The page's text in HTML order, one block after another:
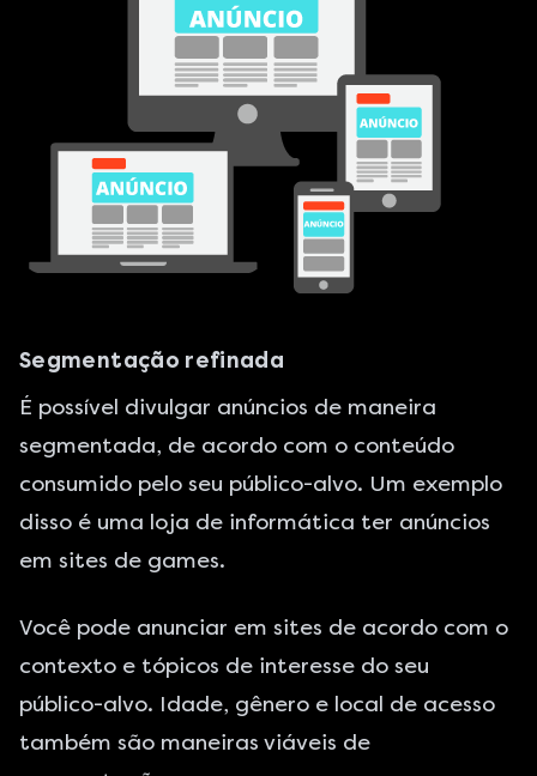
Segmentação refinada
É possível divulgar anúncios de maneira
segmentada, de acordo com o conteúdo
consumido pelo seu público-alvo. Um exemplo
disso é uma loja de informática ter anúncios
em sites de games.
Você pode anunciar em sites de acordo com o
contexto e tópicos de interesse do seu
público-alvo. Idade, gênero e local de acesso
também são maneiras viáveis de